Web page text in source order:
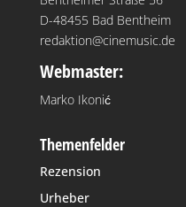
D-48455 Bad Bentheim
redaktion@cinemusic.de
Webmaster:
Marko Ikonić
Themenfelder
Rezension
Urheber